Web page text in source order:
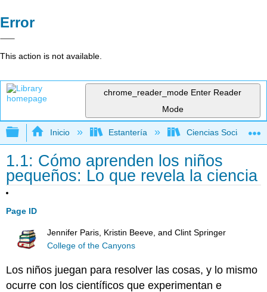
Error
This action is not available.
chrome_reader_mode Enter Reader
Mode
Expandir/contraer jerarquía global
Inicio Estantería Ciencias Sociales
1.1: Cómo aprenden los niños
pequeños: Lo que revela la ciencia
Page ID
Jennifer Paris, Kristin Beeve, and Clint Springer
College of the Canyons
Los niños juegan para resolver las cosas, y lo mismo
ocurre con los científicos que experimentan e